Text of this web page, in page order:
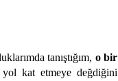
tanıştığım, o bir
kat etmeye değdiğini